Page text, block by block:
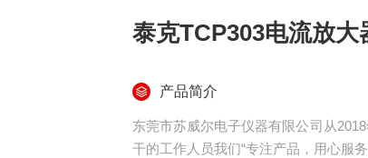
泰克TCP303电流放大
产品简介
东莞市苏威尔电子仪器有限公司从
干的工作人员我们“专注产品，用心服